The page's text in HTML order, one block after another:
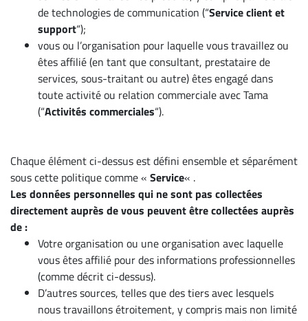
de technologies de communication (“Service client et
support“);
vous ou l’organisation pour laquelle vous travaillez ou
êtes affilié (en tant que consultant, prestataire de
services, sous-traitant ou autre) êtes engagé dans
toute activité ou relation commerciale avec Tama
(“Activités commerciales“).
Chaque élément ci-dessus est défini ensemble et séparément
sous cette politique comme « Service« .
Les données personnelles qui ne sont pas collectées
directement auprès de vous peuvent être collectées auprès
de :
Votre organisation ou une organisation avec laquelle
vous êtes affilié pour des informations professionnelles
(comme décrit ci-dessus).
D’autres sources, telles que des tiers avec lesquels
nous travaillons étroitement, y compris mais non limité